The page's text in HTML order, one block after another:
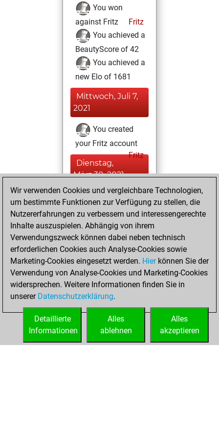
You won
against Fritz
Fritz
You achieved a
BeautyScore of 42
You achieved a
new Elo of 1681
Mittwoch, Juli 7,
2021
You created
your Fritz account
Fritz
Dienstag,
März 30, 2021
You played 5
slow games
Play
You scored +1
=0 -4 in slow games
Mittwoch,
November 25,
2020
You learned 10
positions
MyMoves
Wir verwenden Cookies und vergleichbare Technologien,
um bestimmte Funktionen zur Verfügung zu stellen, die
Nutzererfahrungen zu verbessern und interessengerechte
Inhalte auszuspielen. Abhängig von ihrem
Verwendungszweck können dabei neben technisch
erforderlichen Cookies auch Analyse-Cookies sowie
Marketing-Cookies eingesetzt werden. Hierkönnen Sie der
Verwendung von Analyse-Cookies und Marketing-Cookies
widersprechen. Weitere Informationen finden Sie in
unserer Datenschutzerklärung.
Alles
akzeptieren
Alles
ablehnen
Detaillierte
Informationen